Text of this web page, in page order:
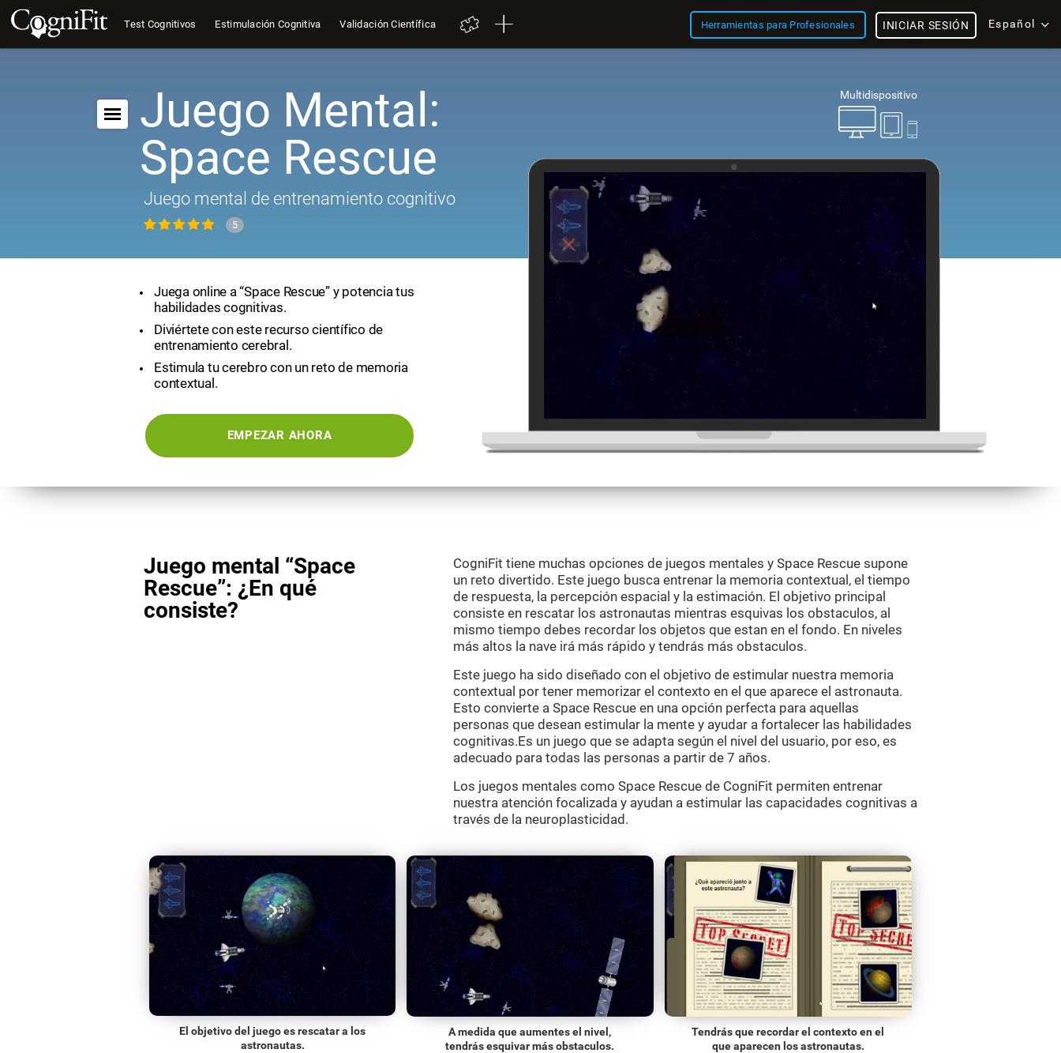
Test Cognitivos Estimulación Cognitiva Validación Científica Herramientas para Profesionales Español
INICIAR SESIÓN
Multidispositivo
Juego Mental:
Space Rescue
Juego mental de entrenamiento cognitivo
5
Juega online a “Space Rescue” y potencia tus
habilidades cognitivas.
Diviértete con este recurso científico de
entrenamiento cerebral.
Estimula tu cerebro con un reto de memoria
contextual.
EMPEZAR AHORA
Juego mental “Space
Rescue”: ¿En qué
consiste?
CogniFit tiene muchas opciones de juegos mentales y Space Rescue supone
un reto divertido. Este juego busca entrenar la memoria contextual, el tiempo
de respuesta, la percepción espacial y la estimación. El objetivo principal
consiste en rescatar los astronautas mientras esquivas los obstaculos, al
mismo tiempo debes recordar los objetos que estan en el fondo. En niveles
más altos la nave irá más rápido y tendrás más obstaculos.
Este juego ha sido diseñado con el objetivo de estimular nuestra memoria
contextual por tener memorizar el contexto en el que aparece el astronauta.
Esto convierte a Space Rescue en una opción perfecta para aquellas
personas que desean estimular la mente y ayudar a fortalecer las habilidades
cognitivas.Es un juego que se adapta según el nivel del usuario, por eso, es
adecuado para todas las personas a partir de 7 años.
Los juegos mentales como Space Rescue de CogniFit permiten entrenar
nuestra atención focalizada y ayudan a estimular las capacidades cognitivas a
través de la neuroplasticidad.
El objetivo del juego es rescatar a los
astronautas.
A medida que aumentes el nivel,
tendrás esquivar más obstaculos.
Tendrás que recordar el contexto en el
que aparecen los astronautas.